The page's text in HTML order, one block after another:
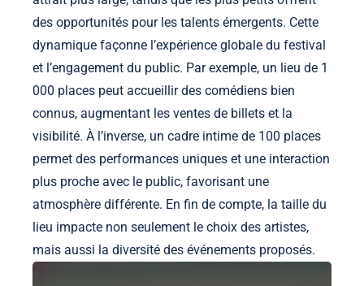
des opportunités pour les talents émergents. Cette
dynamique façonne l’expérience globale du festival
et l’engagement du public. Par exemple, un lieu de 1
000 places peut accueillir des comédiens bien
connus, augmentant les ventes de billets et la
visibilité. À l’inverse, un cadre intime de 100 places
permet des performances uniques et une interaction
plus proche avec le public, favorisant une
atmosphère différente. En fin de compte, la taille du
lieu impacte non seulement le choix des artistes,
mais aussi la diversité des événements proposés.